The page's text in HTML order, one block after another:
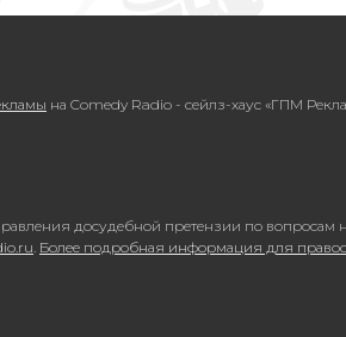
на Comedy Radio - сейлз-хаус «ГПМ
досудебной претензии по вопросам
. Более подробная информация для